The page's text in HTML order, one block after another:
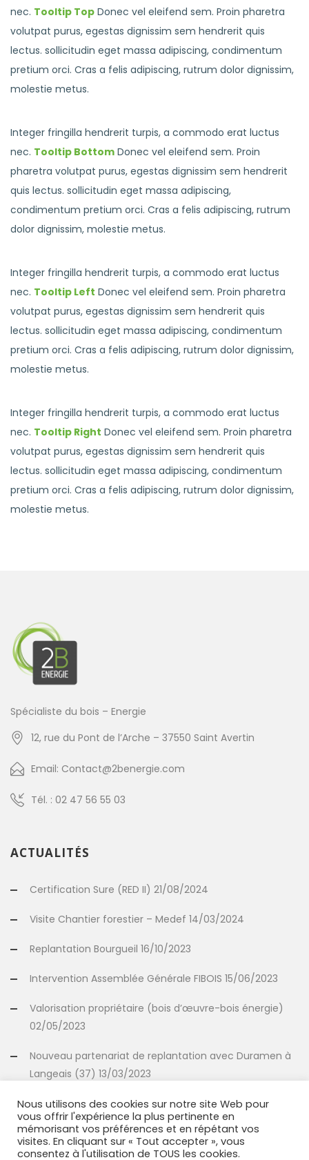
nec. Tooltip Top Donec vel eleifend sem. Proin pharetra
volutpat purus, egestas dignissim sem hendrerit quis
lectus. sollicitudin eget massa adipiscing, condimentum
pretium orci. Cras a felis adipiscing, rutrum dolor dignissim,
molestie metus.
Integer fringilla hendrerit turpis, a commodo erat luctus
nec. Tooltip Bottom Donec vel eleifend sem. Proin
pharetra volutpat purus, egestas dignissim sem hendrerit
quis lectus. sollicitudin eget massa adipiscing,
condimentum pretium orci. Cras a felis adipiscing, rutrum
dolor dignissim, molestie metus.
Integer fringilla hendrerit turpis, a commodo erat luctus
nec. Tooltip Left Donec vel eleifend sem. Proin pharetra
volutpat purus, egestas dignissim sem hendrerit quis
lectus. sollicitudin eget massa adipiscing, condimentum
pretium orci. Cras a felis adipiscing, rutrum dolor dignissim,
molestie metus.
Integer fringilla hendrerit turpis, a commodo erat luctus
nec. Tooltip Right Donec vel eleifend sem. Proin pharetra
volutpat purus, egestas dignissim sem hendrerit quis
lectus. sollicitudin eget massa adipiscing, condimentum
pretium orci. Cras a felis adipiscing, rutrum dolor dignissim,
molestie metus.
Spécialiste du bois – Energie
12, rue du Pont de l’Arche – 37550 Saint Avertin
Email: Contact@2benergie.com
Tél. : 02 47 56 55 03
ACTUALITÉS
Certification Sure (RED II) 21/08/2024
Visite Chantier forestier – Medef 14/03/2024
Replantation Bourgueil 16/10/2023
Intervention Assemblée Générale FIBOIS 15/06/2023
Valorisation propriétaire (bois d’œuvre-bois énergie)
02/05/2023
Nouveau partenariat de replantation avec Duramen à
Langeais (37) 13/03/2023
INFORMATIONS
Nous utilisons des cookies sur notre site Web pour
vous offrir l'expérience la plus pertinente en
mémorisant vos préférences et en répétant vos
visites. En cliquant sur « Tout accepter », vous
consentez à l'utilisation de TOUS les cookies.